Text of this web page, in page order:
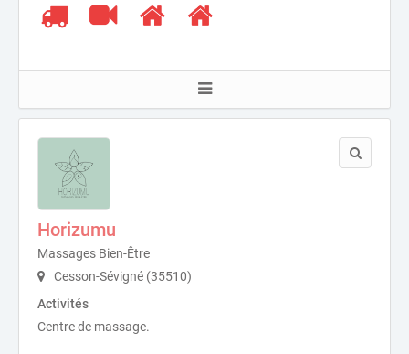
Horizumu
Massages Bien-Être
Cesson-Sévigné (35510)
Activités
Centre de massage.